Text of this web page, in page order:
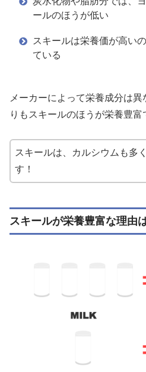
ールのほうが低い
スキールは栄養価が高い
ている
メーカーによって栄養成分は
りもスキールのほうが栄養豊富
スキールは、カルシウムも多
す！
スキールが栄養豊富な理由